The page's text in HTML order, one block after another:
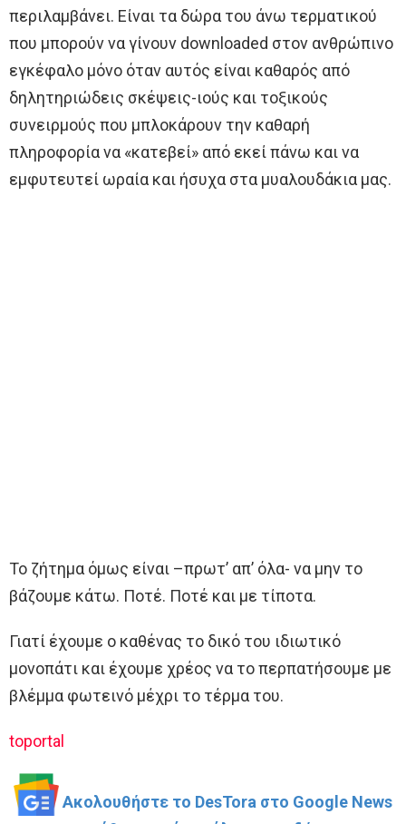
περιλαμβάνει. Είναι τα δώρα του άνω τερματικού
που μπορούν να γίνουν downloaded στον ανθρώπινο
εγκέφαλο μόνο όταν αυτός είναι καθαρός από
δηλητηριώδεις σκέψεις-ιούς και τοξικούς
συνειρμούς που μπλοκάρουν την καθαρή
πληροφορία να «κατεβεί» από εκεί πάνω και να
εμφυτευτεί ωραία και ήσυχα στα μυαλουδάκια μας.
Το ζήτημα όμως είναι –πρωτ’ απ’ όλα- να μην το
βάζουμε κάτω. Ποτέ. Ποτέ και με τίποτα.
Γιατί έχουμε ο καθένας το δικό του ιδιωτικό
μονοπάτι και έχουμε χρέος να το περπατήσουμε με
βλέμμα φωτεινό μέχρι το τέρμα του.
toportal
Ακολουθήστε το DesTora στο Google News